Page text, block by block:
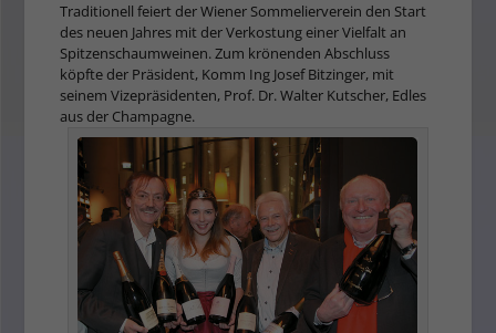
Traditionell feiert der Wiener Sommelierverein den Start
des neuen Jahres mit der Verkostung einer Vielfalt an
Spitzenschaumweinen. Zum krönenden Abschluss
köpfte der Präsident, Komm Ing Josef Bitzinger, mit
seinem Vizepräsidenten, Prof. Dr. Walter Kutscher, Edles
aus der Champagne.